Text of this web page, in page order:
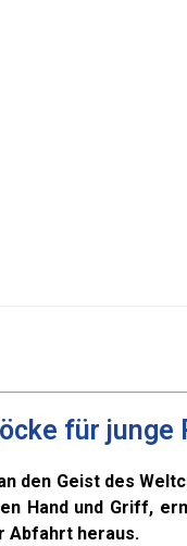
für junge
den Geist des
Hand und Griff,
Abfahrt heraus.